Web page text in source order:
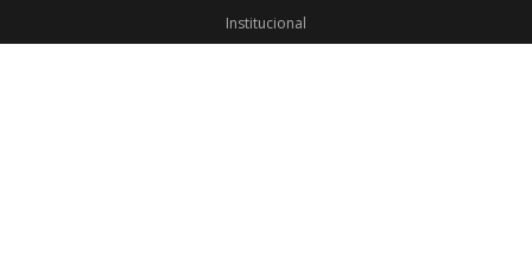
Institucional